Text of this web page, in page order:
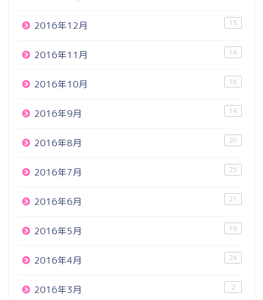
2016年12月 13
2016年11月 14
2016年10月 16
2016年9月 14
2016年8月 20
2016年7月 25
2016年6月 21
2016年5月 19
2016年4月 24
2016年3月 2